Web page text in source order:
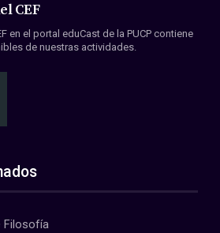
CEF
en el portal eduCast de la PUCP contiene
de nuestras actividades.
Filosofía